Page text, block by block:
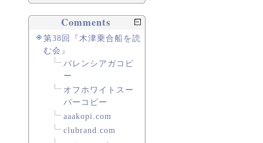
Comments
第38回『木津乗合船を読
む会』
バレンシアガコピ
ー
オフホワイトスー
パーコピー
aaakopi.com
clubrand.com